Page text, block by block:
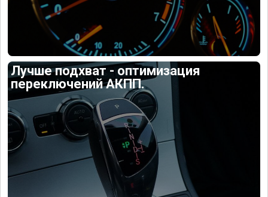
Лучше подхват - оптимизация
переключений АКПП.